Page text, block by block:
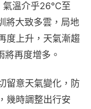
氣溫介乎26℃至
將大致多雲，局地
度上升，天氣漸趨
再度增多。
留意天氣變化，防
幾時調整出行安